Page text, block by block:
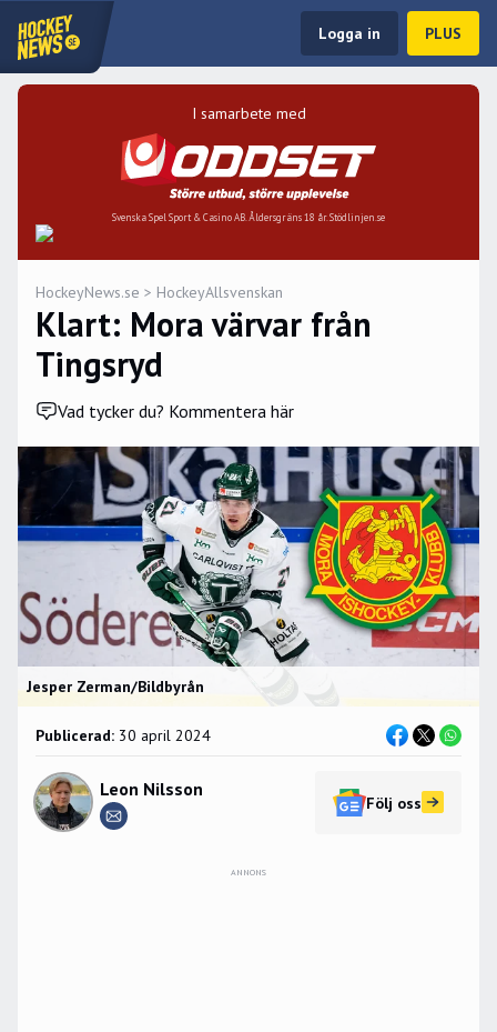
Logga in PLUS
I samarbete med
Svenska Spel Sport & Casino AB. Åldersgräns 18 år. Stödlinjen.se
HockeyNews.se > HockeyAllsvenskan
Klart: Mora värvar från
Tingsryd
Vad tycker du? Kommentera här
Jesper Zerman/Bildbyrån
Publicerad: 30 april 2024
Leon Nilsson
Följ oss
ANNONS